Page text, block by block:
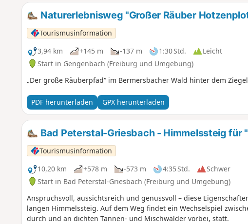
Naturerlebnisweg "Großer Räuber
Tourismusinformation
3,94 km
+145 m -137 m 1:30 Std.
Leicht
Start in Gengenbach (Freiburg und Umgebung)
„Der große Räuberpfad“ im Bermersbacher Wald hinter dem
PDF herunterladen GPX herunterladen
Bad Peterstal-Griesbach - Himmelssteig für
Tourismusinformation
10,20 km
+578 m -573 m 4:35 Std.
Schwer
Start in Bad Peterstal-Griesbach (Freiburg und Umgebung)
Anspruchsvoll, aussichtsreich und genussvoll – diese
langen Himmelssteig. Auf dem Weg findet ein Wechselspiel
durch und an dichten Tannen- und Mischwälder vorbei, statt.